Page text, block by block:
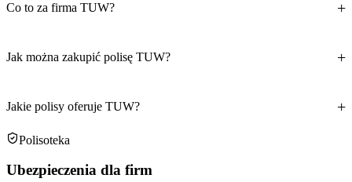
Co to za firma TUW?
Jak można zakupić polisę TUW?
Jakie polisy oferuje TUW?
Polisoteka
Ubezpieczenia dla firm